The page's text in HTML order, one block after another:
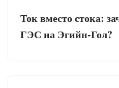
Ток вместо стока:
ГЭС на Эгийн-Гол?